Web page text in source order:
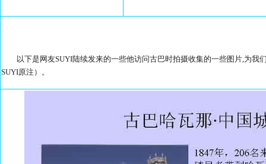
以下是网友SUYI陆续发来的一些他访问古巴时拍摄收集的一些图片,为我
SUYI原注）。